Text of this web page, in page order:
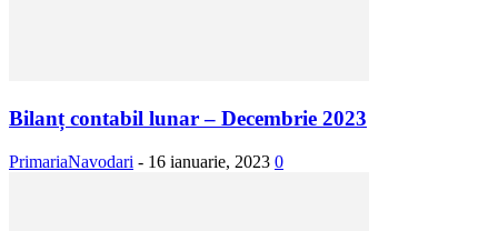
Bilanț contabil lunar – Decembrie 2023
PrimariaNavodari - 16 ianuarie, 2023 0